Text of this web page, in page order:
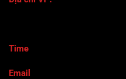
Time
Email